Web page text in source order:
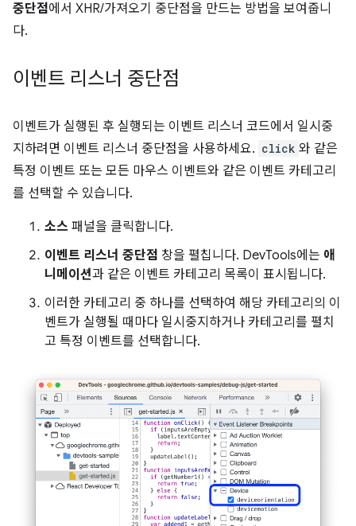
중단점에서 XHR/가져오기 중단점을 만드는 방법을 보여줍니
다.
이벤트 리스너 중단점
이벤트가 실행된 후 실행되는 이벤트 리스너 코드에서 일시중
지하려면 이벤트 리스너 중단점을 사용하세요. click 와 같은
특정 이벤트 또는 모든 마우스 이벤트와 같은 이벤트 카테고리
를 선택할 수 있습니다.
소스 패널을 클릭합니다.
이벤트 리스너 중단점 창을 펼칩니다. DevTools에는 애
니메이션과 같은 이벤트 카테고리 목록이 표시됩니다.
이러한 카테고리 중 하나를 선택하여 해당 카테고리의 이
벤트가 실행될 때마다 일시중지하거나 카테고리를 펼치
고 특정 이벤트를 선택합니다.